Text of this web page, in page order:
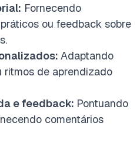
Fornecendo
ou feedback sobre
Adaptando
ritmos de aprendizado
e feedback: Pontuando
comentários